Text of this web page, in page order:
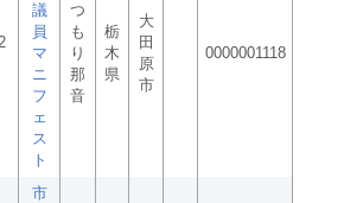
議
員
マ
ニ
フ
ェ
ス
ト
つ
も
り
那
音
栃
木
県
大
田
原
市
0000001118
市